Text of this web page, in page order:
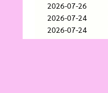
2026-07-26
2026-07-24
2026-07-24
2026-07-24